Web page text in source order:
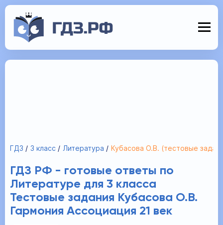
ГДЗ 3 класс Литература Кубасова О.В. (тестовые
ГДЗ РФ - готовые ответы по
Литературе для 3 класса
Тестовые задания Кубасова О.В.
Гармония Ассоциация 21 век